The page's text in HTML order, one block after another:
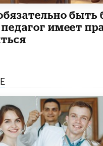
быть
имеет